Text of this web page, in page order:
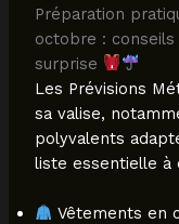
Préparation
octobre : conseils
surprise
Les Prévisions
sa valise,
polyvalents
liste essentielle à
Vêtements en